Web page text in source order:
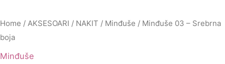
Home / AKSESOARI / NAKIT / Minđuše / Minđuše 03 – Srebrna
boja
Minđuše